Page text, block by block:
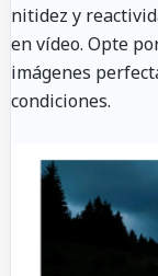
nitidez y
en vídeo. Opte
imágenes
condiciones.